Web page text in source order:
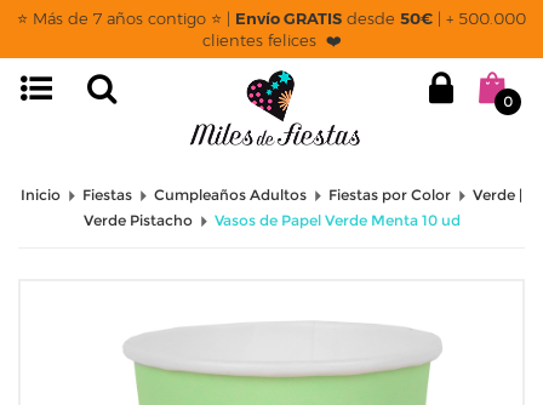
⭐ Más de 7 años contigo ⭐ | Envío GRATIS desde 50€ | + 500.000
clientes felices ❤️
0
Inicio Fiestas Cumpleaños Adultos Fiestas por Color
Verde |
Verde Pistacho
Vasos de Papel Verde Menta 10 ud